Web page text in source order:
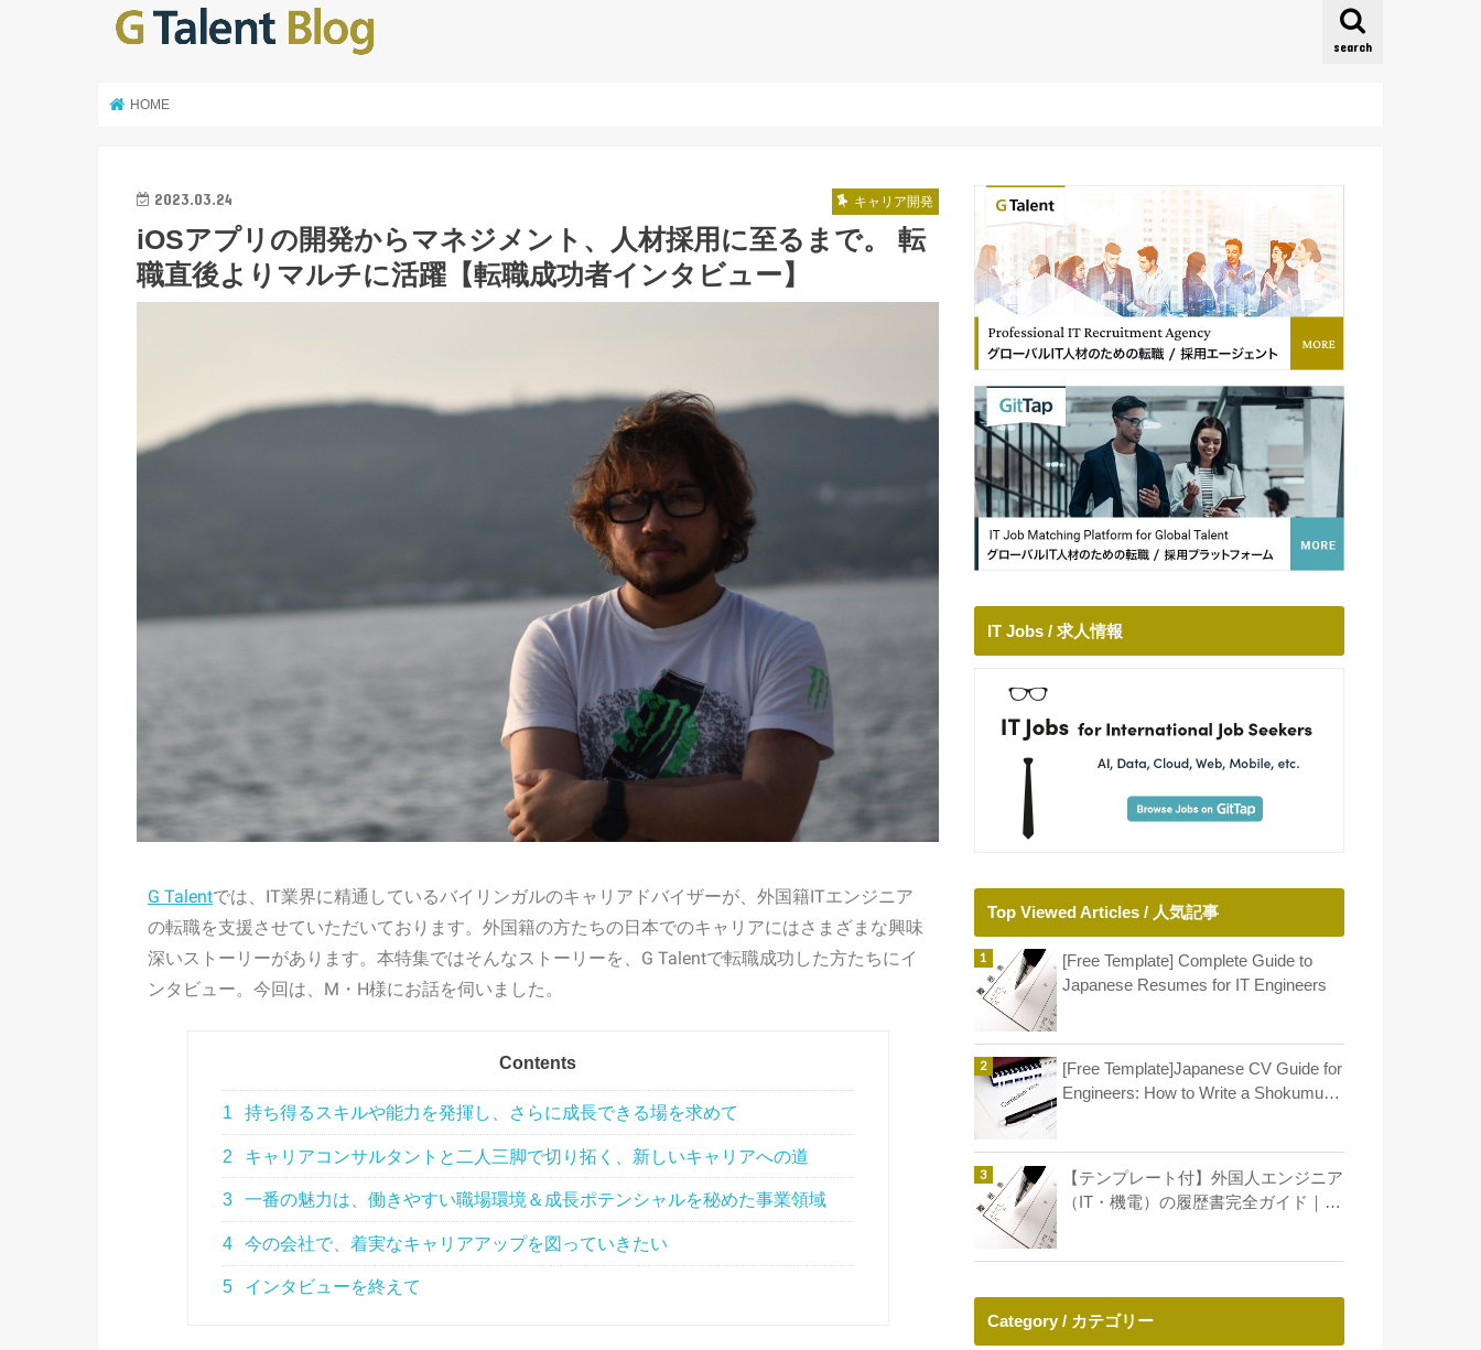
search
HOME
キャリア開発
2023.03.24
iOSアプリの開発からマネジメント、人材採用に至るまで。 転
職直後よりマルチに活躍【転職成功者インタビュー】
G Talentでは、 IT業界に精通しているバイリンガルのキャリアドバイザーが、 外国籍ITエンジニア
の転職を支援させていただいております。外国籍の方たちの日本でのキャリアにはさまざまな興味
深いストーリーがあります。本特集ではそんなストーリーを、G Talentで転職成功した方たちにイ
ンタビュー。今回は、M・H様にお話を伺いました。
Contents
1 持ち得るスキルや能力を発揮し、さらに成長できる場を求めて
2 キャリアコンサルタントと二人三脚で切り拓く、新しいキャリアへの道
3 一番の魅力は、働きやすい職場環境＆成長ポテンシャルを秘めた事業領域
4 今の会社で、着実なキャリアアップを図っていきたい
5 インタビューを終えて
IT Jobs / 求人情報
Top Viewed Articles / 人気記事
[Free Template] Complete Guide to
Japanese Resumes for IT Engineers
[Free Template]Japanese CV Guide for
Engineers: How to Write a Shokumu
【テンプレート付】外国人エンジニア
（IT・機電）の履歴書完全ガイド｜年
Category / カテゴリー